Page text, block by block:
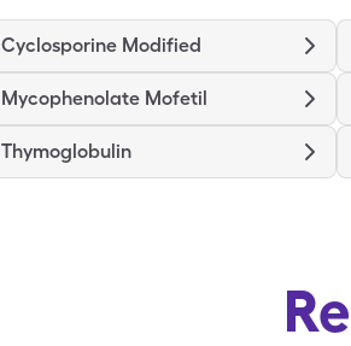
Cyclosporine Modified
Mycophenolate Mofetil
Thymoglobulin